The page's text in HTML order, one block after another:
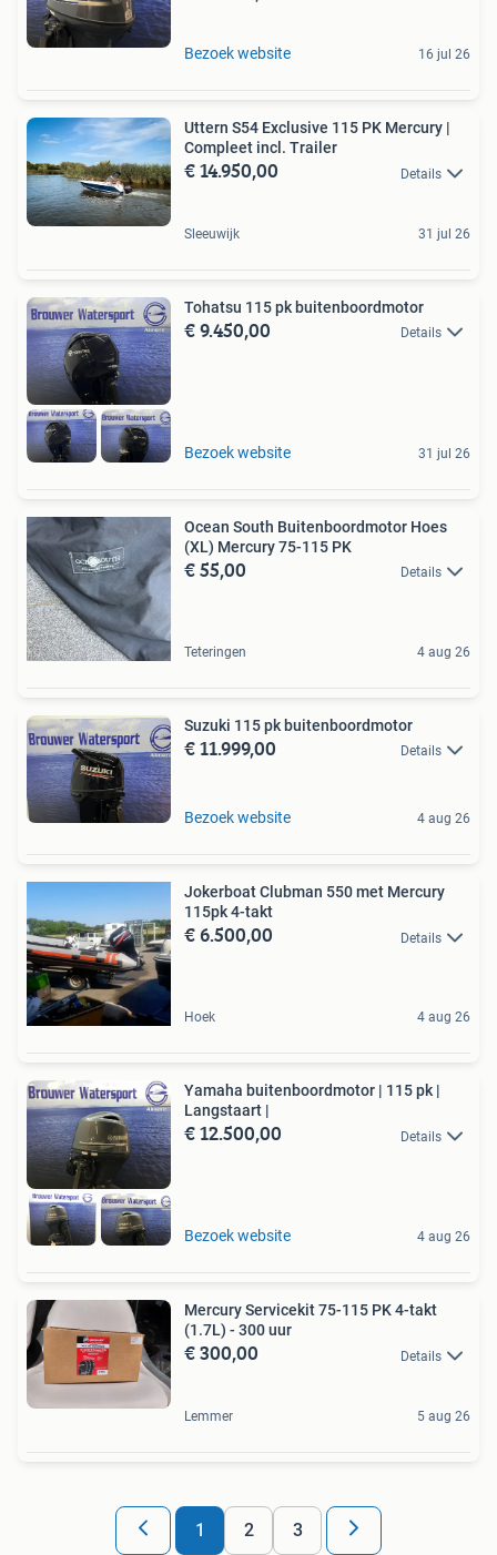
Bezoek website 16 jul 26
Uttern S54 Exclusive 115 PK Mercury |
Compleet incl. Trailer
€ 14.950,00 Details
Sleeuwijk 31 jul 26
Tohatsu 115 pk buitenboordmotor
€ 9.450,00 Details
Bezoek website 31 jul 26
Ocean South Buitenboordmotor Hoes
(XL) Mercury 75-115 PK
€ 55,00 Details
Teteringen 4 aug 26
Suzuki 115 pk buitenboordmotor
€ 11.999,00 Details
Bezoek website 4 aug 26
Jokerboat Clubman 550 met Mercury
115pk 4-takt
€ 6.500,00 Details
Hoek 4 aug 26
Yamaha buitenboordmotor | 115 pk |
Langstaart |
€ 12.500,00 Details
Bezoek website 4 aug 26
Mercury Servicekit 75-115 PK 4-takt
(1.7L) - 300 uur
€ 300,00 Details
Lemmer 5 aug 26
1 2 3